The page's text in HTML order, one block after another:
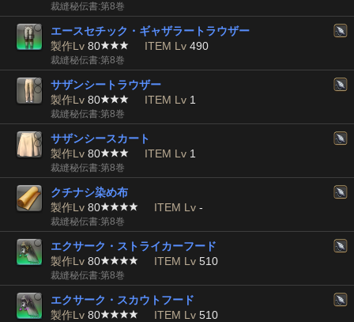
裁縫秘伝書:第8巻
エースセチック・ギャザラートラウザー
製作Lv 80 ITEM Lv 490
裁縫秘伝書:第8巻
サザンシートラウザー
製作Lv 80 ITEM Lv 1
裁縫秘伝書:第8巻
サザンシースカート
製作Lv 80 ITEM Lv 1
裁縫秘伝書:第8巻
クチナシ染め布
製作Lv 80 ITEM Lv -
裁縫秘伝書:第8巻
エクサーク・ストライカーフード
製作Lv 80 ITEM Lv 510
裁縫秘伝書:第8巻
エクサーク・スカウトフード
製作Lv 80 ITEM Lv 510